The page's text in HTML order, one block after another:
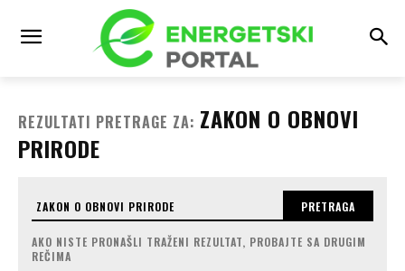
REZULTATI PRETRAGE ZA: ZAKON O OBNOVI
PRIRODE
PRETRAGA
AKO NISTE PRONAŠLI TRAŽENI REZULTAT, PROBAJTE SA DRUGIM
REČIMA